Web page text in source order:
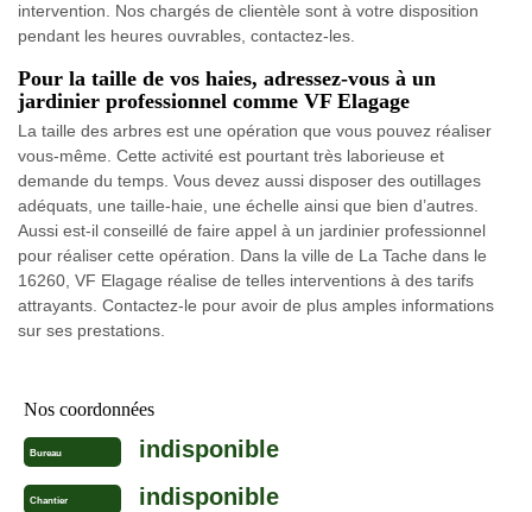
intervention. Nos chargés de clientèle sont à votre disposition
pendant les heures ouvrables, contactez-les.
Pour la taille de vos haies, adressez-vous à un
jardinier professionnel comme VF Elagage
La taille des arbres est une opération que vous pouvez réaliser
vous-même. Cette activité est pourtant très laborieuse et
demande du temps. Vous devez aussi disposer des outillages
adéquats, une taille-haie, une échelle ainsi que bien d’autres.
Aussi est-il conseillé de faire appel à un jardinier professionnel
pour réaliser cette opération. Dans la ville de La Tache dans le
16260, VF Elagage réalise de telles interventions à des tarifs
attrayants. Contactez-le pour avoir de plus amples informations
sur ses prestations.
Nos coordonnées
Bureau indisponible
Chantier indisponible